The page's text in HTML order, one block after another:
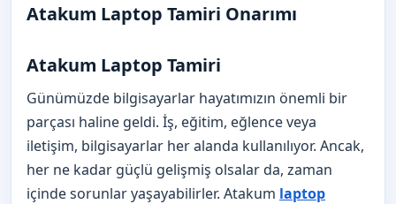
Atakum Laptop Tamiri Onarımı
Atakum Laptop Tamiri
Günümüzde bilgisayarlar hayatımızın önemli bir
parçası haline geldi. İş, eğitim, eğlence veya
iletişim, bilgisayarlar her alanda kullanılıyor. Ancak,
her ne kadar güçlü gelişmiş olsalar da, zaman
içinde sorunlar yaşayabilirler. Atakum laptop